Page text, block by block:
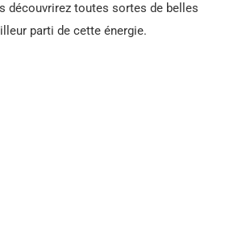
découvrirez toutes sortes de belles
parti de cette énergie.